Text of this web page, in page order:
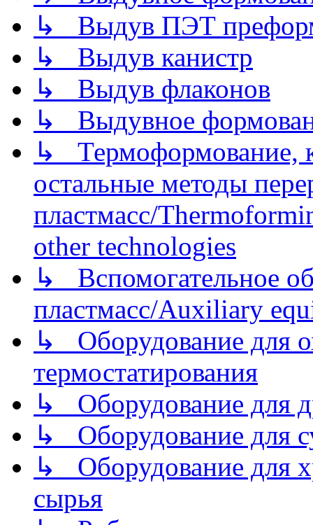
↳ Выдув ПЭТ
↳ Выдув канистр
↳ Выдув флаконов
↳ Выдувное
↳ Термоформование,
остальные методы
пластмасс/
other technologies
↳ Вспомогательное
пластмасс/Auxiliary
↳ Оборудование для
термостатирования
↳ Оборудование для
↳ Оборудование для
↳ Оборудование для
сырья